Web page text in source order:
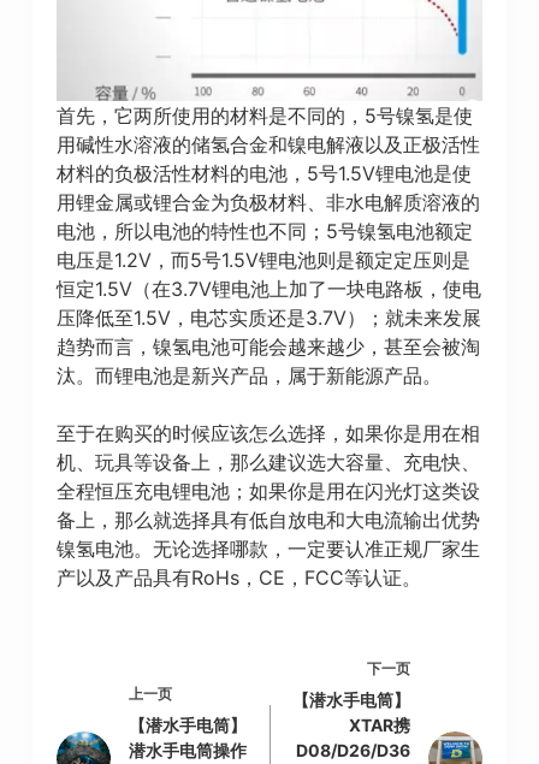
首先，它两所使用的材料是不同的，5号镍氢是使
用碱性水溶液的储氢合金和镍电解液以及正极活性
材料的负极活性材料的电池，5号1.5V锂电池是使
用锂金属或锂合金为负极材料、非水电解质溶液的
电池，所以电池的特性也不同；5号镍氢电池额定
电压是1.2V，而5号1.5V锂电池则是额定定压则是
恒定1.5V（在3.7V锂电池上加了一块电路板，使电
压降低至1.5V，电芯实质还是3.7V）；就未来发展
趋势而言，镍氢电池可能会越来越少，甚至会被淘
汰。而锂电池是新兴产品，属于新能源产品。
至于在购买的时候应该怎么选择，如果你是用在相
机、玩具等设备上，那么建议选大容量、充电快、
全程恒压充电锂电池；如果你是用在闪光灯这类设
备上，那么就选择具有低自放电和大电流输出优势
镍氢电池。无论选择哪款，一定要认准正规厂家生
产以及产品具有RoHs，CE，FCC等认证。
上一页
【潜水手电筒】
潜水手电筒操作
下一页
【潜水手电筒】
XTAR携
D08/D26/D36